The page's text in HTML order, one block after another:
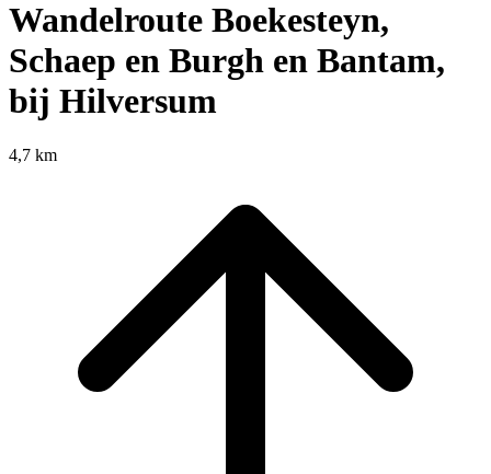
Wandelroute Boekesteyn,
Schaep en Burgh en Bantam,
bij Hilversum
4,7 km